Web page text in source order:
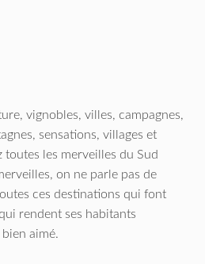
vignobles, villes, campagnes,
sensations, villages et
les merveilles du Sud
on ne parle pas de
ces destinations qui font
rendent ses habitants
aimé.